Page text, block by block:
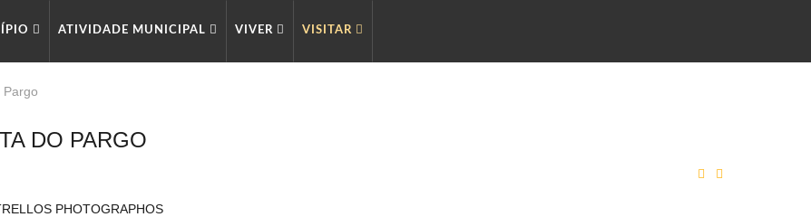
ATIVIDADE MUNICIPAL VIVER VISITAR
Pargo
DO PARGO
PHOTOGRAPHOS